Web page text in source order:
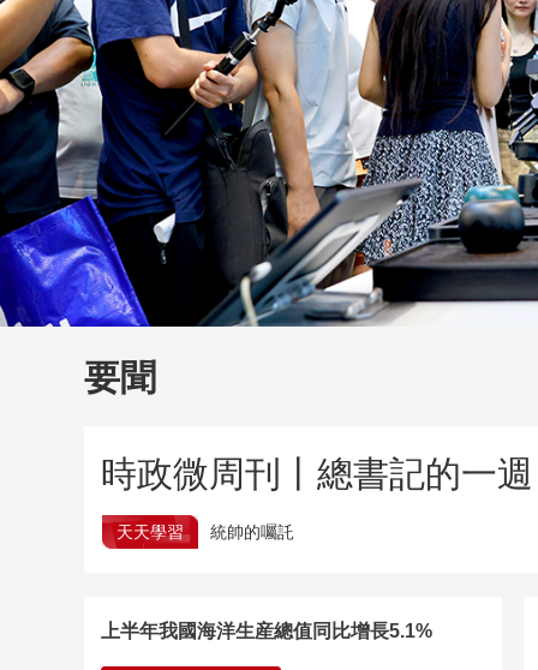
CCTV.節目官網 直播 節目單 欄目 片庫
要聞
時政微周刊丨總書記的一
天天學習 統帥的囑託
上半年我國海洋生産總值同比增長5.1%